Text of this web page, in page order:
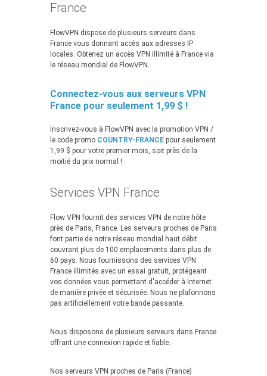
France
FlowVPN dispose de plusieurs serveurs dans
France vous donnant accès aux adresses IP
locales. Obtenez un accès VPN illimité à France via
le réseau mondial de FlowVPN.
Connectez-vous aux serveurs VPN
France pour seulement 1,99 $ !
Inscrivez-vous à FlowVPN avec la promotion VPN /
le code promo COUNTRY-FRANCE pour seulement
1,99 $ pour votre premier mois, soit près de la
moitié du prix normal !
Services VPN France
Flow VPN fournit des services VPN de notre hôte
près de Paris, France. Les serveurs proches de Paris
font partie de notre réseau mondial haut débit
couvrant plus de 100 emplacements dans plus de
60 pays. Nous fournissons des services VPN
France illimités avec un essai gratuit, protégeant
vos données vous permettant d'accéder à Internet
de manière privée et sécurisée. Nous ne plafonnons
pas artificiellement votre bande passante.
Nous disposons de plusieurs serveurs dans France
offrant une connexion rapide et fiable.
Nos serveurs VPN proches de Paris (France)